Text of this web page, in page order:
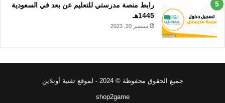
رابط منصة مدرستي للتعليم عن بعد في السعودية
1445هـ
سبتمبر 20, 2023
جميع الحقوق محفوظة © 2024 - لموقع تقنية أونلاين
shop2game